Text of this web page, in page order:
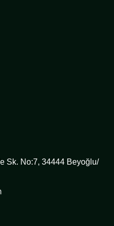
Sk. No:7, 34444 Beyoğlu/